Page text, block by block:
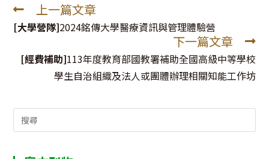
Read
more
上一篇文章
[大學營隊]2024銘傳大學醫療資訊與管理體驗營
下一篇文章
[經費補助]113年度教育部國教署補助全國高級中等學校
學生自治組織及法人或團體辦理相關知能工作坊
Search
for: